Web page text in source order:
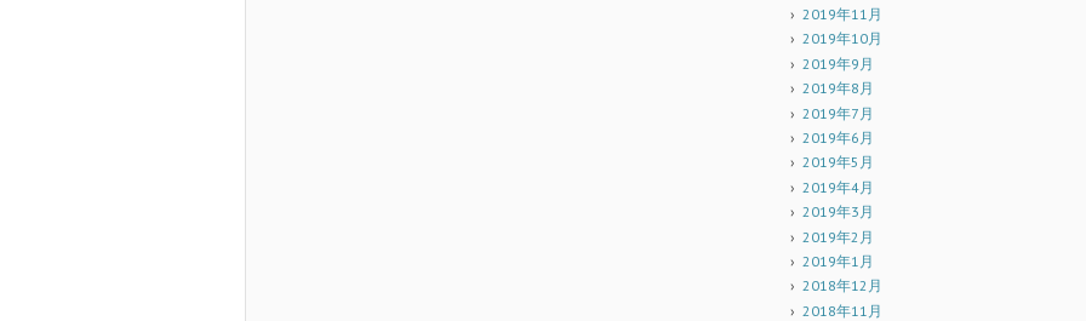
2019年11月
2019年10月
2019年9月
2019年8月
2019年7月
2019年6月
2019年5月
2019年4月
2019年3月
2019年2月
2019年1月
2018年12月
2018年11月